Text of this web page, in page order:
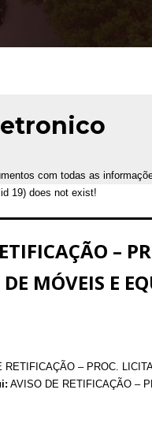
com todas as
19) does not exist!
–
MÓVEIS E
RETIFICAÇÃO – PROC.
AVISO DE RETIFICAÇÃO –